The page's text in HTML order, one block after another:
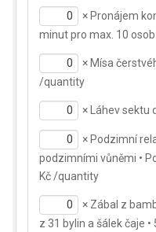
× Pronájem
minut pro max. 10
× Mísa
/quantity
× Láhev
× Podzimní
podzimními vůněmi •
Kč /quantity
× Zábal z
z 31 bylin a šálek čaje